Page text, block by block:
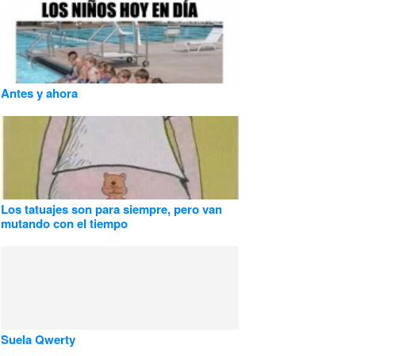
Antes y ahora
Los tatuajes son para siempre, pero van
mutando con el tiempo
Suela Qwerty